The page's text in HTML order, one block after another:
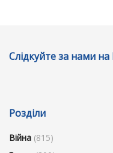
Слідкуйте за нами на
Розділи
Війна (815)